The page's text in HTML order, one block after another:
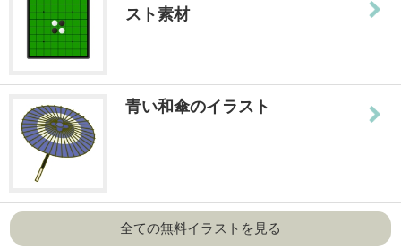
スト素材
青い和傘のイラスト
全ての無料イラストを見る